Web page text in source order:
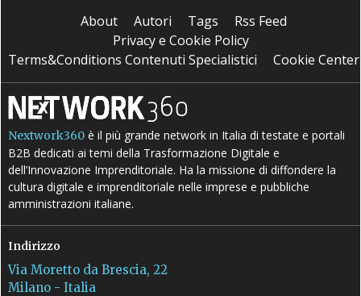
About Autori Tags
Rss Feed
Privacy e Cookie Policy
Terms&Conditions Contenuti Specialistici
Cookie Center
Nextwork360 è il più grande network in Italia di testate e portali
B2B dedicati ai temi della Trasformazione Digitale e
dell’Innovazione Imprenditoriale. Ha la missione di diffondere la
cultura digitale e imprenditoriale nelle imprese e pubbliche
amministrazioni italiane.
Indirizzo
Via Moretto da Brescia, 22
Milano - Italia